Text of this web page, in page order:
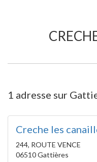
1 adresse sur
Creche les
244, ROUTE VENCE
06510 Gattières